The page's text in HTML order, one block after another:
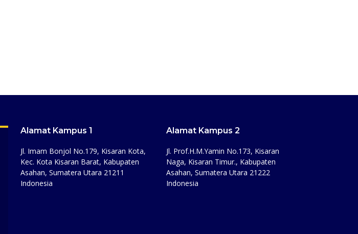
Alamat Kampus 1
Jl. Imam Bonjol No.179, Kisaran Kota,
Kec. Kota Kisaran Barat, Kabupaten
Asahan, Sumatera Utara 21211
Indonesia
Alamat Kampus 2
Jl. Prof.H.M.Yamin No.173, Kisaran
Naga, Kisaran Timur., Kabupaten
Asahan, Sumatera Utara 21222
Indonesia